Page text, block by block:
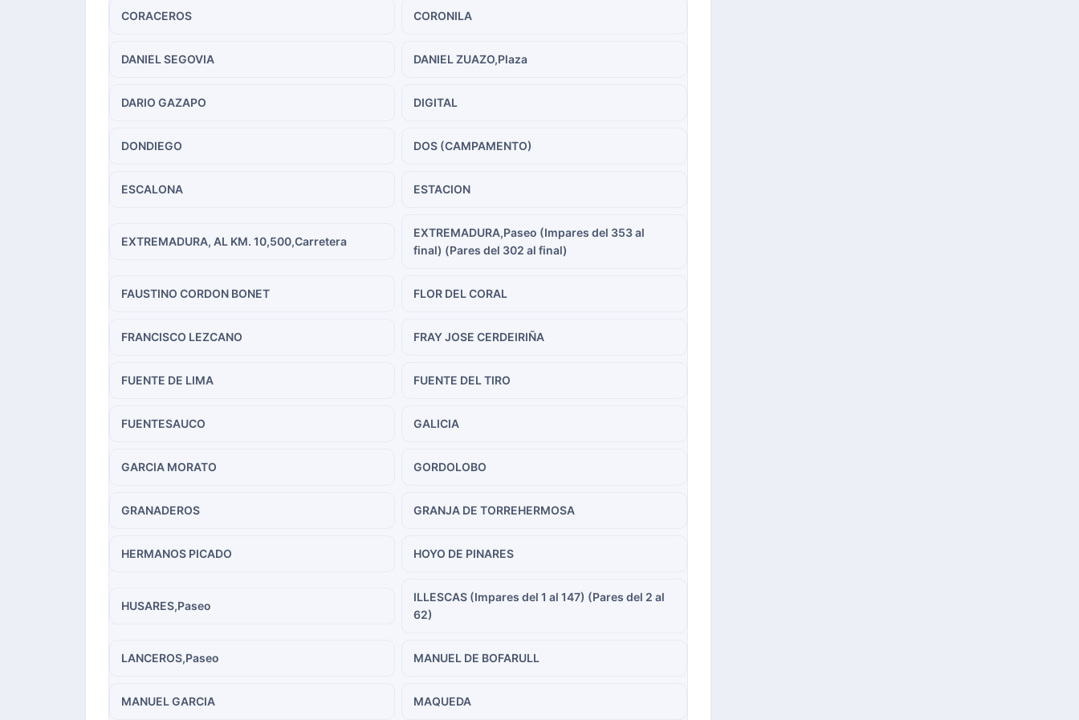
CORACEROS CORONILA
DANIEL SEGOVIA DANIEL ZUAZO,Plaza
DARIO GAZAPO DIGITAL
DONDIEGO DOS (CAMPAMENTO)
ESCALONA ESTACION
EXTREMADURA, AL KM. 10,500,Carretera
EXTREMADURA,Paseo (Impares del 353 al
final) (Pares del 302 al final)
FAUSTINO CORDON BONET FLOR DEL CORAL
FRANCISCO LEZCANO FRAY JOSE CERDEIRIÑA
FUENTE DE LIMA FUENTE DEL TIRO
FUENTESAUCO GALICIA
GARCIA MORATO GORDOLOBO
GRANADEROS GRANJA DE TORREHERMOSA
HERMANOS PICADO HOYO DE PINARES
HUSARES,Paseo
ILLESCAS (Impares del 1 al 147) (Pares del 2 al
62)
LANCEROS,Paseo MANUEL DE BOFARULL
MANUEL GARCIA MAQUEDA